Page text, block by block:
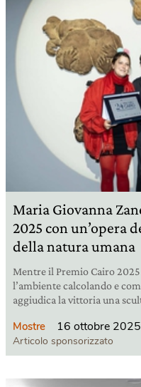
Maria Giovanna
2025 con un’opera
della natura umana
Mentre il Premio Cairo
l’ambiente calcolando e
aggiudica la vittoria una
Mostre 16 ottobre 2025
Articolo sponsorizzato